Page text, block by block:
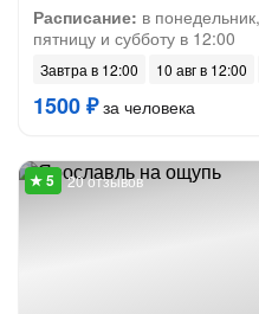
Расписание: в
пятницу и субботу в 12:00
Завтра в 12:00 10 авг в 12:00
1500 ₽за человека
20 отзывов